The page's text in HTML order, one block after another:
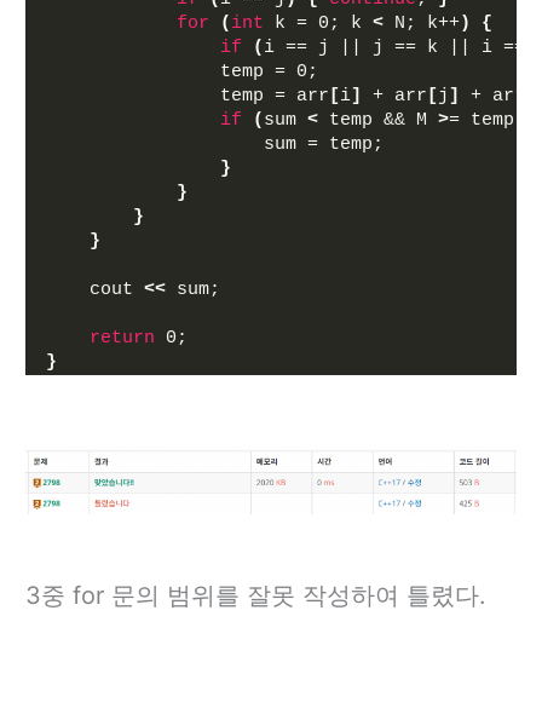
for
( int k = 0; k < N; k++)
{
if
( i == j || j == k || i ==
                temp = 0;
                temp = arr
[i] + arr [j ] + arr
if
( sum < temp && M >= temp
                    sum = temp;
}
}
}
}
    cout
<< sum;
return 0;
}
3중 for 문의 범위를 잘못 작성하여 틀렸다.